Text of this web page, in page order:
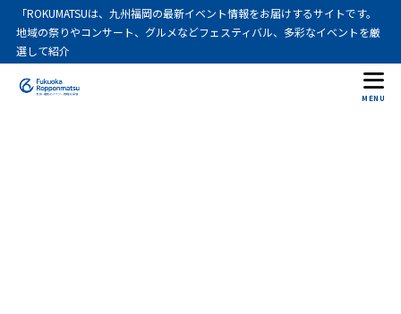
「ROKUMATSUは、九州福岡の最新イベント情報をお届けするサイトです。
地域の祭りやコンサート、グルメなどフェスティバル、多彩なイベントを厳
選して紹介
MENU